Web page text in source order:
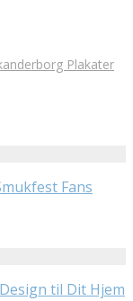
Plakater
Fans
til Dit Hjem